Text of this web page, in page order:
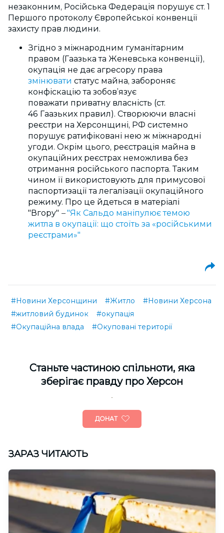
незаконним, Російська Федерація порушує ст. 1
Першого протоколу Європейської конвенції
захисту прав людини.
Згідно з міжнародним гуманітарним
правом (Гаазька та Женевська конвенції),
окупація не дає агресору права
змінювати статус майна, забороняє
конфіскацію та зобов’язує
поважати приватну власність (ст.
46 Гаазьких правил). Створюючи власні
реєстри на Херсонщині, РФ системно
порушує ратифіковані нею ж міжнародні
угоди. Окрім цього, реєстрація майна в
окупаційних реєстрах неможлива без
отримання російського паспорта. Таким
чином її використовують для примусової
паспортизації та легалізації окупаційного
режиму. Про це йдеться в матеріалі
"Вгору" – "Як Сальдо маніпулює темою
житла в окупації: що стоїть за «російськими
реєстрами»"
#Новини Херсонщини #Житло
#Новини Херсона
#житловий будинок
#окупація
#Окупаційна влада
#Окуповані території
Cтаньте частиною спільноти, яка
зберігає правду про Херсон
ДОНАТ
ЗАРАЗ ЧИТАЮТЬ